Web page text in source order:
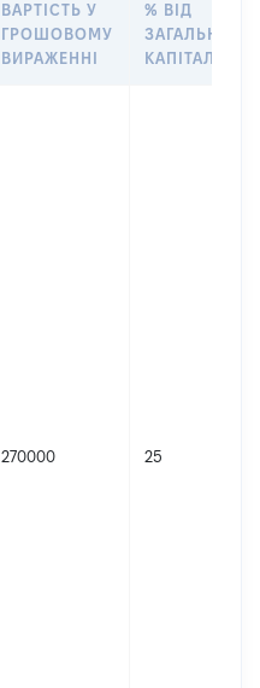
ВАРТІСТЬ У
ГРОШОВОМУ
ВИРАЖЕННІ
% ВІД
ЗАГАЛЬНОГО
КАПІТАЛУ
270000 25